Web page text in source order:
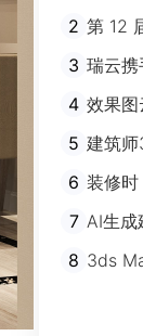
迪奇”
2 第 12
3 瑞云携
4 效果图
5 建筑师
避指南
6 装修
max？
7 AI生成
不开
8 3ds